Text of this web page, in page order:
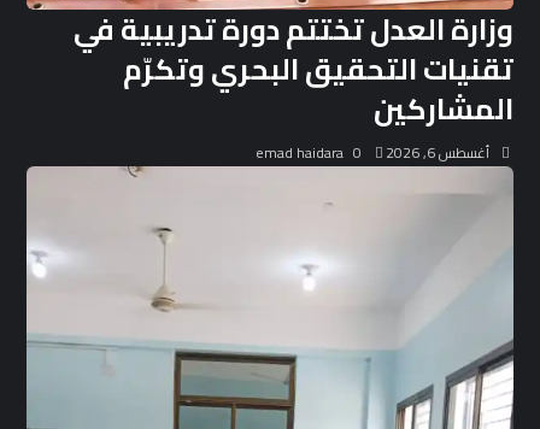
وزارة العدل تختتم دورة تدريبية في
تقنيات التحقيق البحري وتكرّم
المشاركين
أغسطس 6, 2026 emad haidara 0